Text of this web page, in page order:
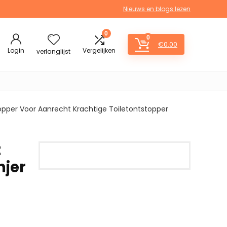
Nieuws en blogs lezen
Login verlanglijst
0
Vergelijken
0
€0.00
Voor Aanrecht Krachtige Toiletontstopper